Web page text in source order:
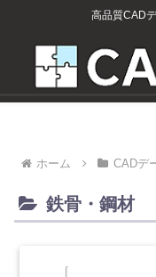
高品質CAD
ホーム CADデ
鉄骨・鋼材